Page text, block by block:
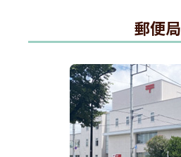
郵便局